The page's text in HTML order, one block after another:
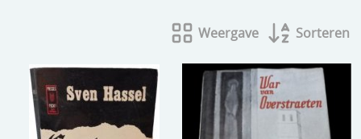
reclamevoorwerpen/merken
curiosa
Weergave Sorteren